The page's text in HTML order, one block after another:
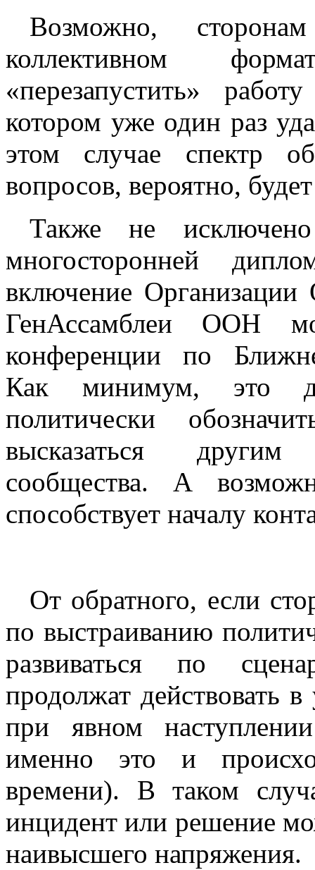
Возможно,
коллективном
«перезапустить»
котором уже один раз
этом случае спектр
вопросов, вероятно,
Также не исключено
многосторонней
включение
ГенАссамблеи ООН
конференции по
Как минимум, это
политически
высказаться другим
сообщества. А
способствует началу
От обратного, если
по выстраиванию
развиваться по
продолжат действовать
при явном
именно это и
времени). В таком
инцидент или решение
наивысшего напряжения.